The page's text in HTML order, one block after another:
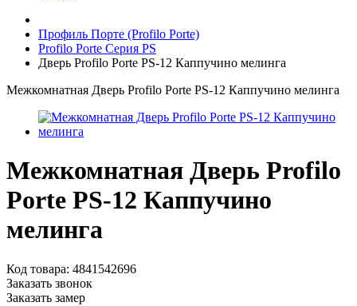
Профиль Порте (Profilo Porte)
Profilo Porte Серия PS
Дверь Profilo Porte PS-12 Каппучино мелинга
Межкомнатная Дверь Profilo Porte PS-12 Каппучино мелинга
Межкомнатная Дверь Profilo
Porte PS-12 Каппучино
мелинга
Код товара: 4841542696
Заказать звонок
Заказать замер